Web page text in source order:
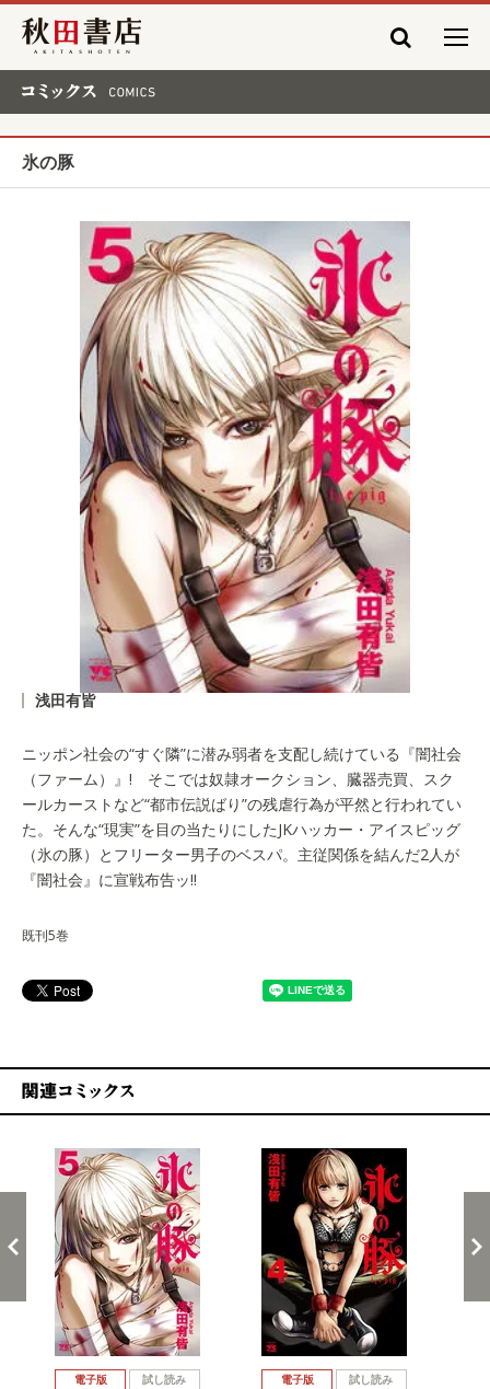
秋田書店
氷の豚
浅田有皆
ニッポン社会の“すぐ隣”に潜み弱者を支配し続けている『闇社会
（ファーム）』! そこでは奴隷オークション、臓器売買、スク
ールカーストなど“都市伝説ばり”の残虐行為が平然と行われてい
た。そんな“現実”を目の当たりにしたJKハッカー・アイスピッグ
（氷の豚）とフリーター男子のベスパ。主従関係を結んだ2人が
『闇社会』に宣戦布告ッ!!
既刊5巻
電子版 試し読み 電子版 試し読み